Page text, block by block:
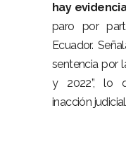
hay
paro por
Ecuador.
sentencia por
y 2022”, lo
inacción